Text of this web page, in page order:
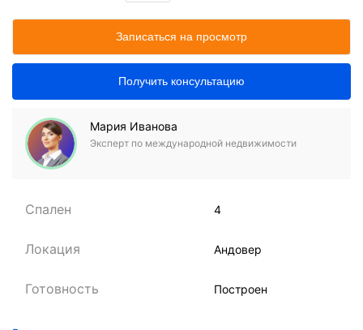
Записаться на просмотр
Получить консультацию
Мария Иванова
Эксперт по международной недвижимости
Спален 4
Локация Андовер
Готовность Построен